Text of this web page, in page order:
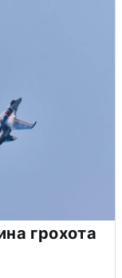
грохота